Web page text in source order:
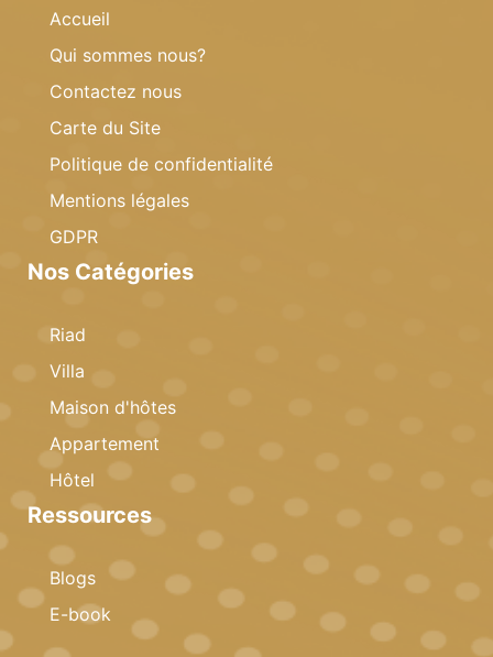
Accueil
Qui sommes nous?
Contactez nous
Carte du Site
Politique de confidentialité
Mentions légales
GDPR
Nos Catégories
Riad
Villa
Maison d'hôtes
Appartement
Hôtel
Ressources
Blogs
E-book